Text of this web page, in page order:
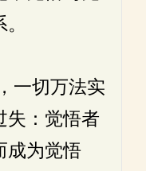
一切万法实
失：觉悟者
成为觉悟